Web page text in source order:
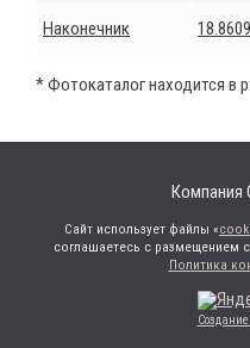
Наконечник
* Фотокаталог находится в
Компания
Сайт использует файлы «
соглашаетесь с размещением
Политика
Создание